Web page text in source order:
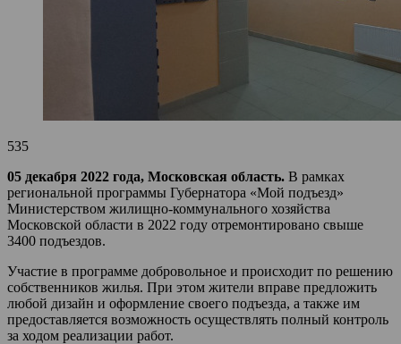
535
05 декабря 2022 года, Московская область. В рамках
региональной программы Губернатора «Мой подъезд»
Министерством жилищно-коммунального хозяйства
Московской области в 2022 году отремонтировано свыше
3400 подъездов.
Участие в программе добровольное и происходит по решению
собственников жилья. При этом жители вправе предложить
любой дизайн и оформление своего подъезда, а также им
предоставляется возможность осуществлять полный контроль
за ходом реализации работ.